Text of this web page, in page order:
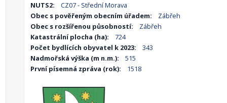
NUTS2:
CZ07 - Střední Morava
Obec s pověřeným obecním úřadem:
Zábřeh
Obec s rozšířenou působností:
Zábřeh
Katastrální plocha (ha):
724
Počet bydlících obyvatel k 2023:
343
Nadmořská výška (m n.m.):
515
První písemná zpráva (rok):
1518